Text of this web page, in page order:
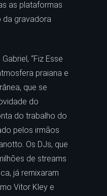
as plataformas
da gravadora
“Fiz Esse
praiana e
que se
do
do trabalho do
pelos irmãos
Os DJs, que
de streams
já remixaram
Vitor Kley e